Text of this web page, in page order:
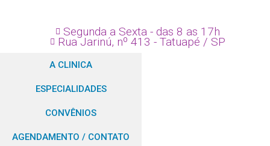
Segunda a Sexta - das 8 as 17h
Rua Jarinú, nº 413 - Tatuapé / SP
A CLINICA
ESPECIALIDADES
CONVÊNIOS
AGENDAMENTO / CONTATO